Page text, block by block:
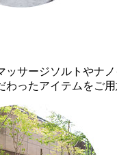
ッサージソルトやナ
わったアイテムをご用